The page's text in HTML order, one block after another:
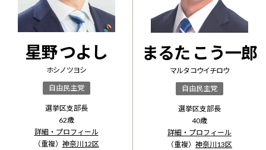
星野 つよし
ホシノ ツヨシ
自由民主党
選挙区支部長
62歳
詳細・プロフィール
（重複） 神奈川12区
まるた こう一郎
マルタ コウイチロウ
自由民主党
選挙区支部長
40歳
詳細・プロフィール
（重複） 神奈川13区